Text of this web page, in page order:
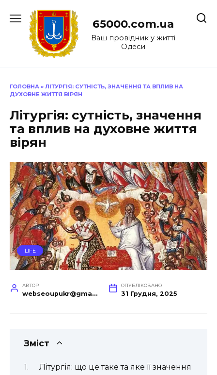
до
65000.com.ua
Ваш провідник у житті
Одеси
ГОЛОВНА » ЛІТУРГІЯ: СУТНІСТЬ, ЗНАЧЕННЯ ТА ВПЛИВ НА
ДУХОВНЕ ЖИТТЯ ВІРЯН
Літургія: сутність, значення
та вплив на духовне життя
вірян
LIFE
АВТОР
webseoupukr@gmail.com
ОПУБЛІКОВАНО
31 Грудня, 2025
Зміст
Літургія: що це таке та яке її значення